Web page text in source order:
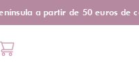
a partir de 50 euros de